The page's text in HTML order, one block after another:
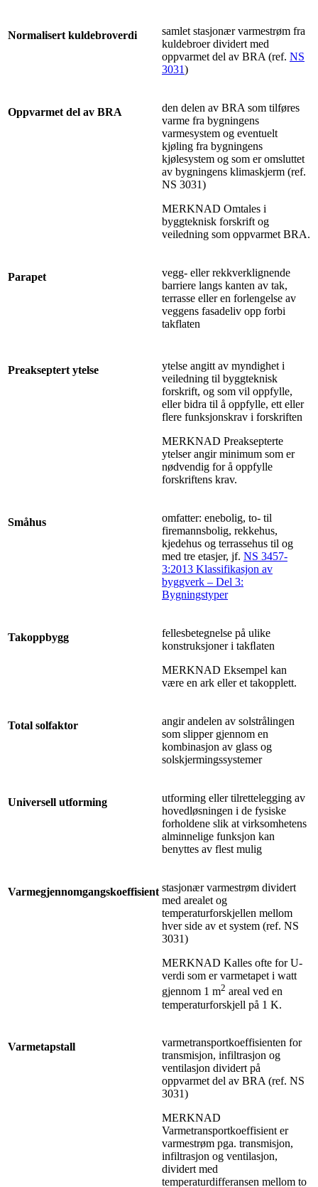
Normalisert kuldebroverdi
samlet stasjonær varmestrøm fra
kuldebroer dividert med
oppvarmet del av BRA (ref. NS
3031)
Oppvarmet del av BRA
den delen av BRA som tilføres
varme fra bygningens
varmesystem og eventuelt
kjøling fra bygningens
kjølesystem og som er omsluttet
av bygningens klimaskjerm (ref.
NS 3031)
MERKNAD Omtales i
byggteknisk forskrift og
veiledning som oppvarmet BRA.
Parapet
vegg- eller rekkverklignende
barriere langs kanten av tak,
terrasse eller en forlengelse av
veggens fasadeliv opp forbi
takflaten
Preakseptert ytelse
ytelse angitt av myndighet i
veiledning til byggteknisk
forskrift, og som vil oppfylle,
eller bidra til å oppfylle, ett eller
flere funksjonskrav i forskriften
MERKNAD Preaksepterte
ytelser angir minimum som er
nødvendig for å oppfylle
forskriftens krav.
Småhus
omfatter: enebolig, to- til
firemannsbolig, rekkehus,
kjedehus og terrassehus til og
med tre etasjer, jf. NS 3457-
3:2013 Klassifikasjon av
byggverk – Del 3:
Bygningstyper
Takoppbygg
fellesbetegnelse på ulike
konstruksjoner i takﬂaten
MERKNAD Eksempel kan
være en ark eller et takopplett.
Total solfaktor
angir andelen av solstrålingen
som slipper gjennom en
kombinasjon av glass og
solskjermingssystemer
Universell utforming
utforming eller tilrettelegging av
hovedløsningen i de fysiske
forholdene slik at virksomhetens
alminnelige funksjon kan
benyttes av flest mulig
Varmegjennomgangskoeffisient stasjonær varmestrøm dividert
med arealet og
temperaturforskjellen mellom
hver side av et system (ref. NS
3031)
MERKNAD Kalles ofte for U-
verdi som er varmetapet i watt
gjennom 1 m2 areal ved en
temperaturforskjell på 1 K.
Varmetapstall
varmetransportkoeffisienten for
transmisjon, infiltrasjon og
ventilasjon dividert på
oppvarmet del av BRA (ref. NS
3031)
MERKNAD
Varmetransportkoeffisient er
varmestrøm pga. transmisjon,
infiltrasjon og ventilasjon,
dividert med
temperaturdifferansen mellom to